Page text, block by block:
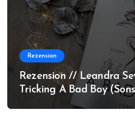
Rezension
Rezension // Leandra
Tricking A Bad Boy